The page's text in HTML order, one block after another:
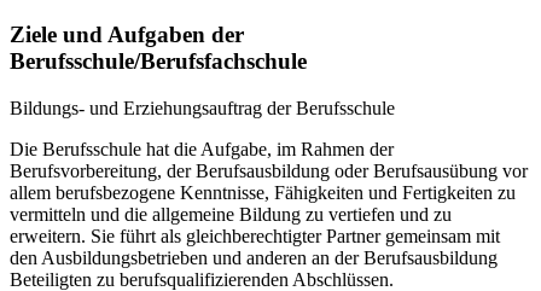
Ziele und Aufgaben der
Berufsschule/Berufsfachschule
Bildungs- und Erziehungsauftrag der Berufsschule
Die Berufsschule hat die Aufgabe, im Rahmen der
Berufsvorbereitung, der Berufsausbildung oder Berufsausübung vor
allem berufsbezogene Kenntnisse, Fähigkeiten und Fertigkeiten zu
vermitteln und die allgemeine Bildung zu vertiefen und zu
erweitern. Sie führt als gleichberechtigter Partner gemeinsam mit
den Ausbildungsbetrieben und anderen an der Berufsausbildung
Beteiligten zu berufsqualifizierenden Abschlüssen.